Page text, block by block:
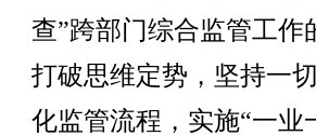
查”跨部门综合监管工作
打破思维定势，坚持一
化监管流程，实施“一业